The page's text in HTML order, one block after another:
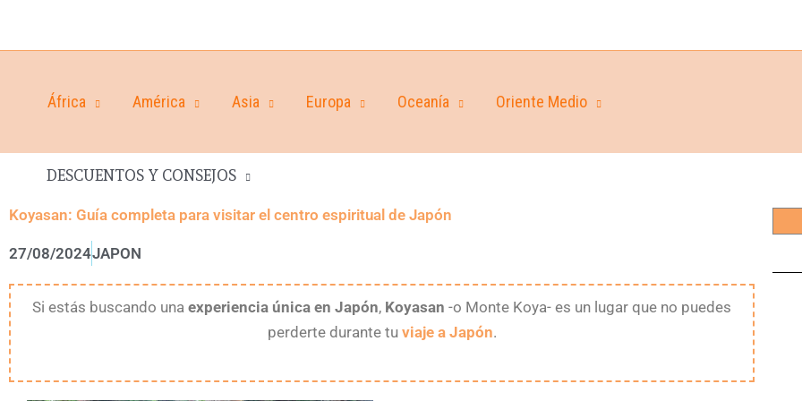
África América Asia Europa Oceanía Oriente Medio
DESCUENTOS Y CONSEJOS
Koyasan: Guía completa para visitar el centro espiritual de Japón
27/08/2024JAPON
Si estás buscando unaexperiencia única en Japón, Koyasan -o Monte Koya- es un lugar que no puedes
perderte durante tu viaje a Japón.